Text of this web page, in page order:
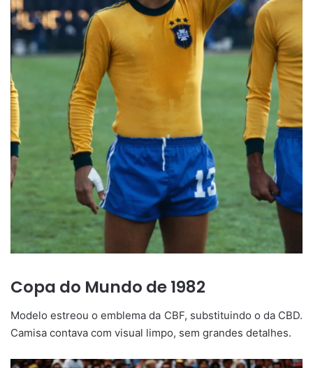
Copa do Mundo de 1982
Modelo estreou o emblema da CBF, substituindo o da CBD.
Camisa contava com visual limpo, sem grandes detalhes.